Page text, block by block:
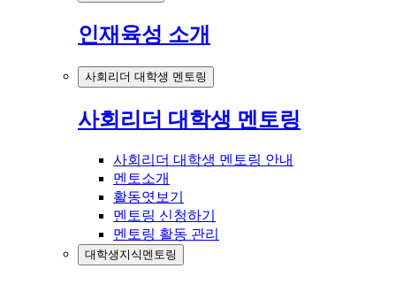
인재육성 소개
사회리더 대학생 멘토링
사회리더 대학생 멘토링
사회리더 대학생 멘토링 안내
멘토소개
활동엿보기
멘토링 신청하기
멘토링 활동 관리
대학생지식멘토링